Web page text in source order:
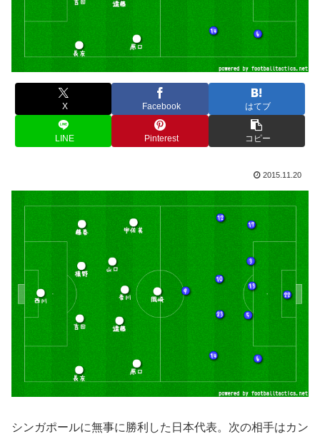
X Facebook はてブ
LINE Pinterest コピー
2015.11.20
シンガポールに無事に勝利した日本代表。次の相手はカン